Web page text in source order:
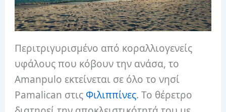
Περιτριγυρισμένο από κοραλλιογενείς
υφάλους που κόβουν την ανάσα, το
Amanpulo εκτείνεται σε όλο το νησί
Pamalican στις Φιλιππίνες. Το θέρετρο